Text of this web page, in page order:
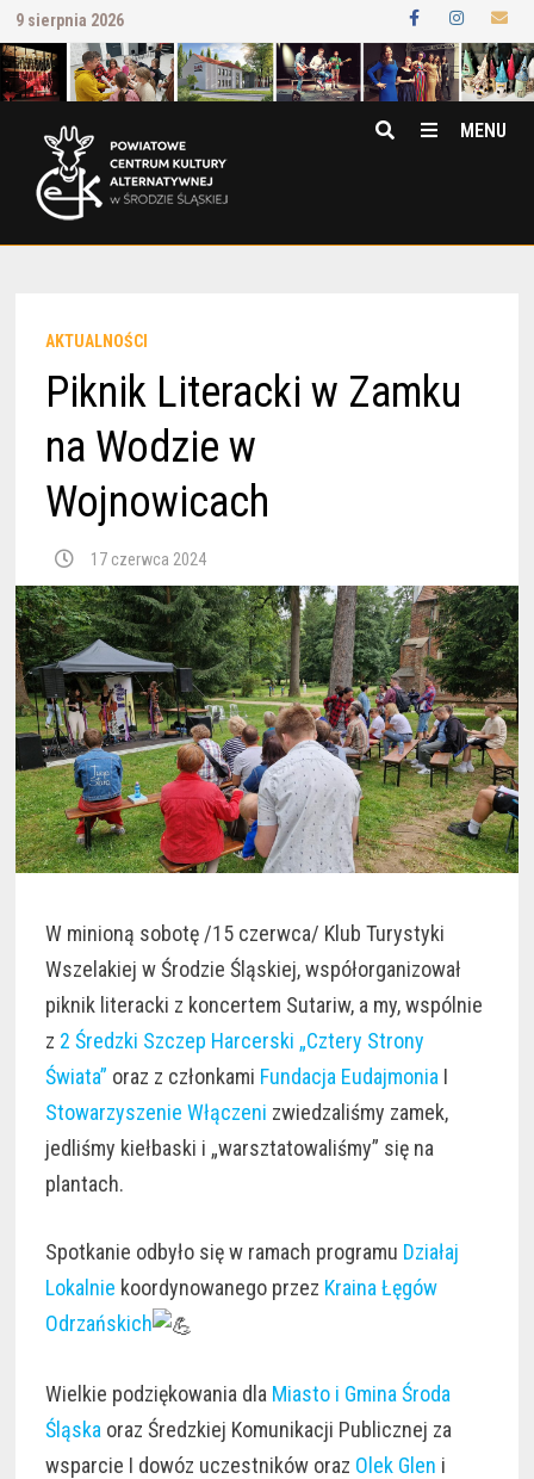
Przejdź
do
treści
9 sierpnia 2026
MENU
AKTUALNOŚCI
Piknik Literacki w Zamku
na Wodzie w
Wojnowicach
17 czerwca 2024
W minioną sobotę /15 czerwca/ Klub Turystyki
Wszelakiej w Środzie Śląskiej, współorganizował
piknik literacki z koncertem Sutariw, a my, wspólnie
z 2 Średzki Szczep Harcerski „Cztery Strony
Świata” oraz z członkami Fundacja EudajmoniaI
Stowarzyszenie Włączeni zwiedzaliśmy zamek,
jedliśmy kiełbaski i „warsztatowaliśmy” się na
plantach.
Spotkanie odbyło się w ramach programu Działaj
Lokalnie koordynowanego przez Kraina Łęgów
Odrzańskich
Wielkie podziękowania dla Miasto i Gmina Środa
Śląska oraz Średzkiej Komunikacji Publicznej za
wsparcie I dowóz uczestników oraz Olek Glen i